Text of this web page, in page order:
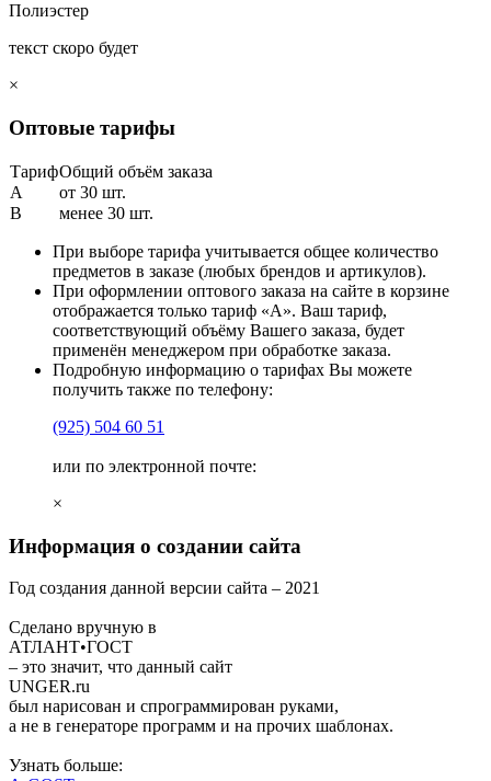
Полиэстер
текст скоро будет
×
Оптовые тарифы
ТарифОбщий объём заказа
A
от 30 шт.
B
менее 30 шт.
При выборе тарифа учитывается общее количество
предметов в заказе (любых брендов и артикулов).
При оформлении оптового заказа на сайте в корзине
отображается только тариф «А». Ваш тариф,
соответствующий объёму Вашего заказа, будет
применён менеджером при обработке заказа.
Подробную информацию о тарифах Вы можете
получить также по телефону:
(925) 504 60 51
или по электронной почте:
×
Информация о создании сайта
Год создания данной версии сайта – 2021
Сделано вручную в
АТЛАНТ•ГОСТ
– это значит, что данный сайт
UNGER.ru
был нарисован и спрограммирован руками,
а не в генераторе программ и на прочих шаблонах.
Узнать больше: